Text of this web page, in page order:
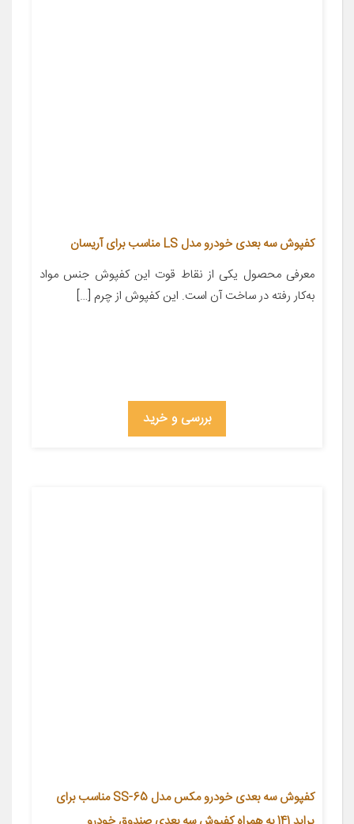
کفپوش سه بعدی خودرو مدل LS مناسب برای آریسان
معرفی محصول یکی از نقاط قوت این کفپوش جنس مواد
به‌کار رفته در ساخت آن است. این کفپوش از چرم […]
بررسی و خرید
کفپوش سه بعدی خودرو مکس مدل SS-65 مناسب برای